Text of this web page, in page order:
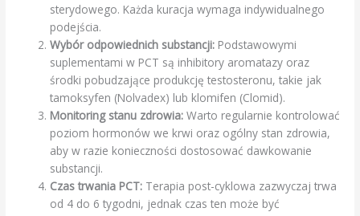
sterydowego. Każda kuracja wymaga indywidualnego
podejścia.
Wybór odpowiednich substancji: Podstawowymi
suplementami w PCT są inhibitory aromatazy oraz
środki pobudzające produkcję testosteronu, takie jak
tamoksyfen (Nolvadex) lub klomifen (Clomid).
Monitoring stanu zdrowia: Warto regularnie kontrolować
poziom hormonów we krwi oraz ogólny stan zdrowia,
aby w razie konieczności dostosować dawkowanie
substancji.
Czas trwania PCT: Terapia post-cyklowa zazwyczaj trwa
od 4 do 6 tygodni, jednak czas ten może być